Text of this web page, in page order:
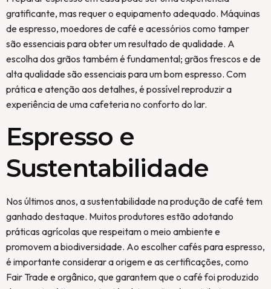
gratificante, mas requer o equipamento adequado. Máquinas
de espresso, moedores de café e acessórios como tamper
são essenciais para obter um resultado de qualidade. A
escolha dos grãos também é fundamental; grãos frescos e de
alta qualidade são essenciais para um bom espresso. Com
prática e atenção aos detalhes, é possível reproduzir a
experiência de uma cafeteria no conforto do lar.
Espresso e
Sustentabilidade
Nos últimos anos, a sustentabilidade na produção de café tem
ganhado destaque. Muitos produtores estão adotando
práticas agrícolas que respeitam o meio ambiente e
promovem a biodiversidade. Ao escolher cafés para espresso,
é importante considerar a origem e as certificações, como
Fair Trade e orgânico, que garantem que o café foi produzido